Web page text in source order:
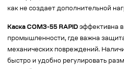
как не создает дополнительной
Каска СОМЗ-55 RAPID эффективна
промышленности, где важна
механических повреждений.
быстро и удобно регулировать